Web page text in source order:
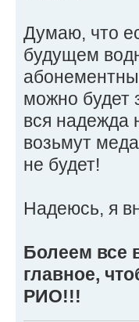
Думаю, что
будущем
можно будет
вся надежда
возьмут
не будет!
Надеюсь, я
Болеем все
главное,
РИО!!!